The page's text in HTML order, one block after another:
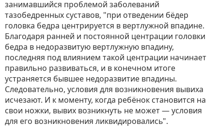
занимавшийся проблемой заболеваний
тазобедренных суставов, "при отведении бёдер
головка бедра центрируется в вертлужной впадине.
Благодаря ранней и постоянной центрации головки
бедра в недоразвитую вертлужную впадину,
последняя под влиянием такой центрации начинает
правильно развиваться, и в конечном итоге
устраняется бывшее недоразвитие впадины.
Следовательно, условия для возникновения вывиха
исчезают. И к моменту, когда ребёнок становится на
свои ножки, вывих возникнуть не может — условия
для его возникновения ликвидировались".